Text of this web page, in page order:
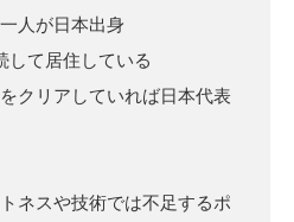
人が日本出身
して居住している
クリアしていれば日本代表
ネスや技術では不足するポ